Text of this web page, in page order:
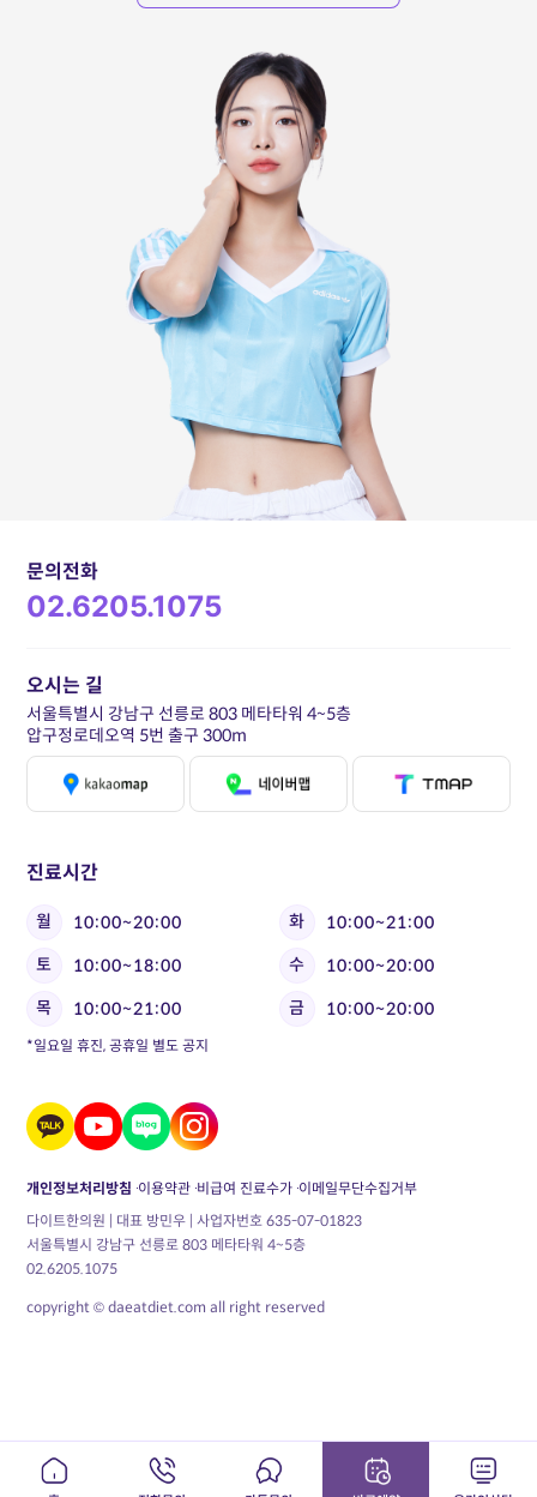
문의전화
02.6205.1075
진료시간
월 10:00~20:00 화
10:00~21:00
토
10:00~18:00 수
10:00~20:00
목
10:00~21:00 금 10:00~20:00
*일요일 휴진, 공휴일 별도 공지
오시는 길
서울특별시 강남구 선릉로 803 메타타워 4~5층
압구정로데오역 5번 출구 300m
개인정보처리방침 이용약관 비급여 진료수가 이메일무단수집거부
다이트한의원 | 대표 방민우 | 사업자번호 635-07-01823
서울특별시 강남구 선릉로 803 메타타워 4~5층
02.6205.1075
copyright © daeatdiet.com all right reserved